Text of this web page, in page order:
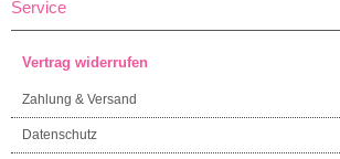
Service
Vertrag widerrufen
Zahlung & Versand
Datenschutz